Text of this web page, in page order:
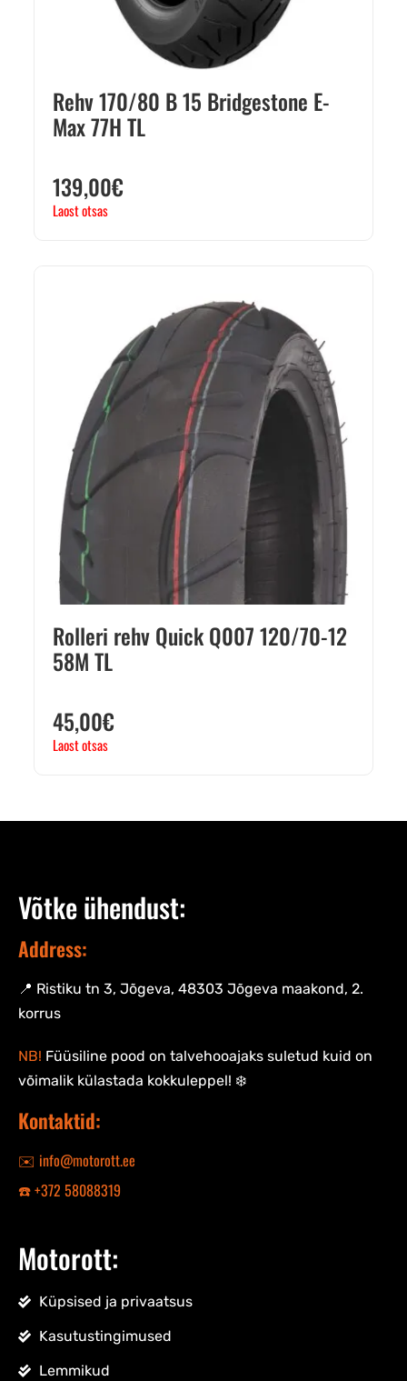
Rehv 170/80 B 15 Bridgestone E-
Max 77H TL
139,00€
Laost otsas
Rolleri rehv Quick Q007 120/70-12
58M TL
45,00€
Laost otsas
Võtke ühendust:
Address:
📍 Ristiku tn 3, Jõgeva, 48303 Jõgeva maakond, 2.
korrus
NB! Füüsiline pood on talvehooajaks suletud kuid on
võimalik külastada kokkuleppel! ❄️
Kontaktid:
✉️ info@motorott.ee
☎️ +372 58088319
Motorott:
Küpsised ja privaatsus
Kasutustingimused
Lemmikud